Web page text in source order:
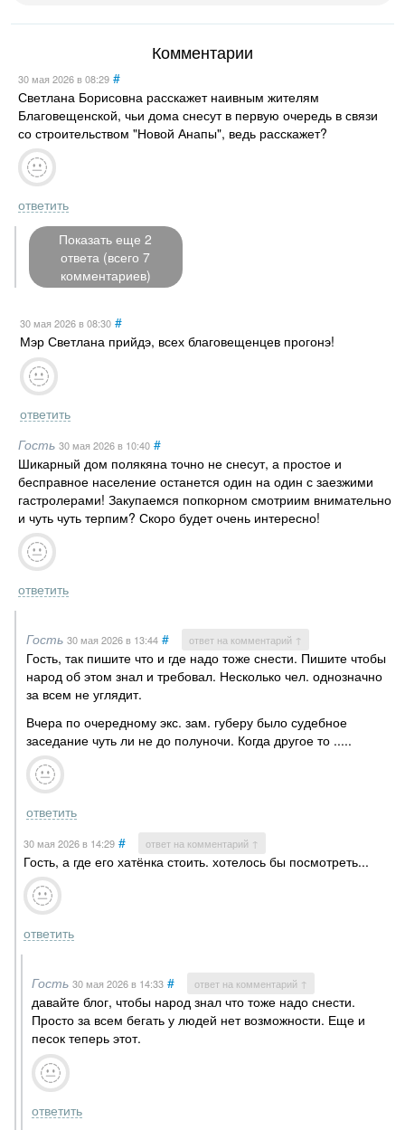
Комментарии
30 мая 2026в 08:29 #
Светлана Борисовна расскажет наивным жителям
Благовещенской, чьи дома снесут в первую очередь в связи
со строительством "Новой Анапы", ведь расскажет?
ответить
Показать еще 2
ответа (всего 7
комментариев)
30 мая 2026в 08:30 #
Мэр Светлана прийдэ, всех благовещенцев прогонэ!
ответить
Гость 30 мая 2026в 10:40 #
Шикарный дом полякяна точно не снесут, а простое и
бесправное население останется один на один с заезжими
гастролерами! Закупаемся попкорном смотриим внимательно
и чуть чуть терпим? Скоро будет очень интересно!
ответить
Гость 30 мая 2026в 13:44 # ответ на комментарий ↑
Гость, так пишите что и где надо тоже снести. Пишите чтобы
народ об этом знал и требовал. Несколько чел. однозначно
за всем не углядит.
Вчера по очередному экс. зам. губеру было судебное
заседание чуть ли не до полуночи. Когда другое то .....
ответить
30 мая 2026в 14:29 # ответ на комментарий ↑
Гость, а где его хатёнка стоить. хотелось бы посмотреть...
ответить
Гость 30 мая 2026в 14:33 # ответ на комментарий ↑
давайте блог, чтобы народ знал что тоже надо снести.
Просто за всем бегать у людей нет возможности. Еще и
песок теперь этот.
ответить